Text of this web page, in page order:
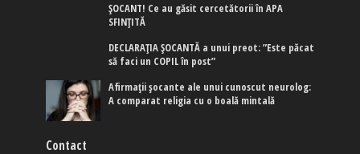
ȘOCANT! Ce au găsit cercetătorii în APA
SFINȚITĂ
DECLARAȚIA ȘOCANTĂ a unui preot: ”Este păcat
să faci un COPIL în post”
Afirmaţii şocante ale unui cunoscut neurolog:
A comparat religia cu o boală mintală
Contact